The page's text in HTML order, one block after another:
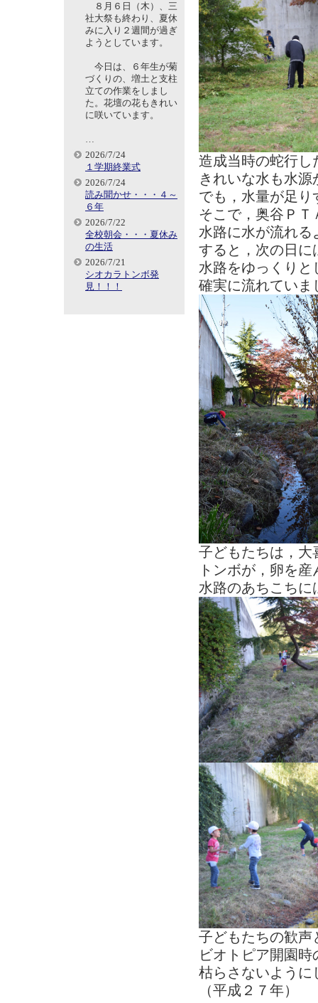
８月６日（木）、三
社大祭も終わり、夏休
みに入り２週間が過ぎ
ようとしています。
今日は、６年生が菊
づくりの、増土と支柱
立ての作業をしまし
た。花壇の花もきれい
に咲いています。
…
2026/7/24
１学期終業式
2026/7/24
読み聞かせ・・・４～
６年
2026/7/22
全校朝会・・・夏休み
の生活
2026/7/21
シオカラトンボ発
見！！！
造成当時の蛇行し
きれいな水も水
でも，水量が足
そこで，奥谷ＰＴ
水路に水が流れ
すると，次の日
水路をゆっくりと
確実に流れていま
子どもたちは，大
トンボが，卵を
水路のあちこち
子どもたちの歓声
ビオトピア開園
枯らさないように
（平成２７年）